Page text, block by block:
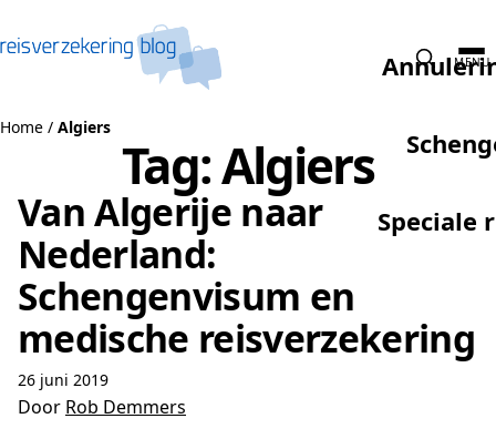
Speciale
MENU
Home / Algiers
Tag:Algiers
Van Algerije naar
Nederland:
Schengenvisum en
medische reisverzekering
26 juni 2019
Door Rob Demmers